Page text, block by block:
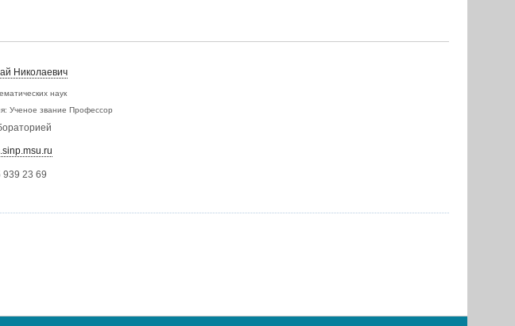
Николаевич
наук
Ученое звание Профессор
939 23 69